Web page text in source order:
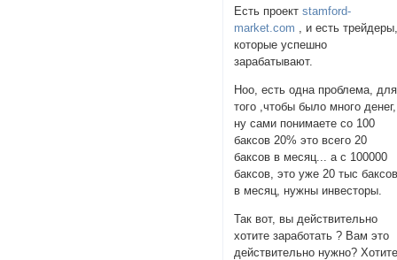
Есть проектstamford-
market.com , и есть
которые успешно
зарабатывают.
Ноо, есть одна проблема, для
того ,чтобы было много денег,
ну сами понимаете со 100
баксов 20% это всего 20
баксов в месяц... а с 100000
баксов, это уже 20 тыс
в месяц, нужны инвесторы.
Так вот, вы действительно
хотите заработать ? Вам это
действительно нужно?